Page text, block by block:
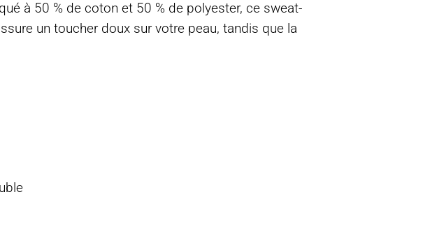
à 50 % de coton et 50 % de polyester, ce sweat-
un toucher doux sur votre peau, tandis que la